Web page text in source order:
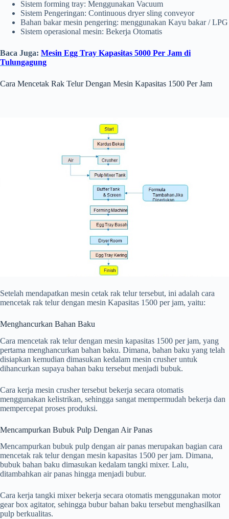
Sistem forming tray: Menggunakan Vacuum
Sistem Pengeringan: Continuous dryer sling conveyor
Bahan bakar mesin pengering: menggunakan Kayu bakar / LPG
Sistem operasional mesin: Bekerja Otomatis
Baca Juga: Mesin Egg Tray Kapasitas 5000 Per Jam di
Tulungagung
Cara Mencetak Rak Telur Dengan Mesin Kapasitas 1500 Per Jam
Setelah mendapatkan mesin cetak rak telur tersebut, ini adalah cara
mencetak rak telur dengan mesin Kapasitas 1500 per jam, yaitu:
Menghancurkan Bahan Baku
Cara mencetak rak telur dengan mesin kapasitas 1500 per jam, yang
pertama menghancurkan bahan baku. Dimana, bahan baku yang telah
disiapkan kemudian dimasukan kedalam mesin crusher untuk
dihancurkan supaya bahan baku tersebut menjadi bubuk.
Cara kerja mesin crusher tersebut bekerja secara otomatis
menggunakan kelistrikan, sehingga sangat mempermudah bekerja dan
mempercepat proses produksi.
Mencampurkan Bubuk Pulp Dengan Air Panas
Mencampurkan bubuk pulp dengan air panas merupakan bagian cara
mencetak rak telur dengan mesin kapasitas 1500 per jam. Dimana,
bubuk bahan baku dimasukan kedalam tangki mixer. Lalu,
ditambahkan air panas hingga menjadi bubur.
Cara kerja tangki mixer bekerja secara otomatis menggunakan motor
gear box agitator, sehingga bubur bahan baku tersebut menghasilkan
pulp berkualitas.